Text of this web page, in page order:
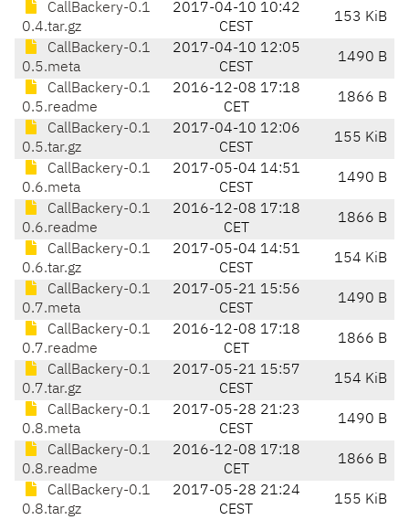
CallBackery-0.1
0.4.tar.gz
2017-04-10 10:42
CEST
153 KiB
CallBackery-0.1
0.5.meta
2017-04-10 12:05
CEST
1490 B
CallBackery-0.1
0.5.readme
2016-12-08 17:18
CET
1866 B
CallBackery-0.1
0.5.tar.gz
2017-04-10 12:06
CEST
155 KiB
CallBackery-0.1
0.6.meta
2017-05-04 14:51
CEST
1490 B
CallBackery-0.1
0.6.readme
2016-12-08 17:18
CET
1866 B
CallBackery-0.1
0.6.tar.gz
2017-05-04 14:51
CEST
154 KiB
CallBackery-0.1
0.7.meta
2017-05-21 15:56
CEST
1490 B
CallBackery-0.1
0.7.readme
2016-12-08 17:18
CET
1866 B
CallBackery-0.1
0.7.tar.gz
2017-05-21 15:57
CEST
154 KiB
CallBackery-0.1
0.8.meta
2017-05-28 21:23
CEST
1490 B
CallBackery-0.1
0.8.readme
2016-12-08 17:18
CET
1866 B
CallBackery-0.1
0.8.tar.gz
2017-05-28 21:24
CEST
155 KiB